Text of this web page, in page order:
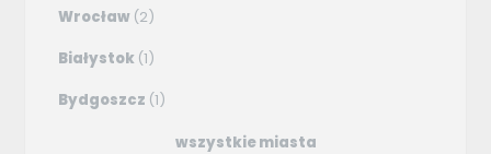
Wrocław (2)
Białystok (1)
Bydgoszcz (1)
wszystkie miasta